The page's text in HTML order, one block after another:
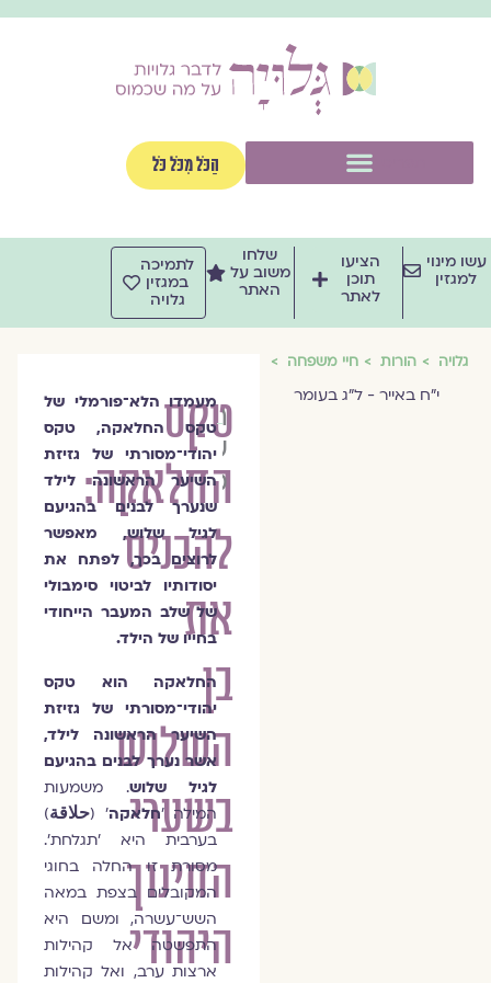
הַכֹּל מִכֹּל כֹּל
מינוי
למגזין
הציעו
תוכן
לאתר
שלחו
משוב על
האתר
לתמיכה
במגזין
גלויה
גלויה הורות חיי משפחה
י״ח באייר - ל״ג בעומר
טקס
החלאקה:
להכניס
את
בן
השלוש
בשערי
החינוך
היהודי
הרבנית
שרה
סגל־כץ
מעמדו הלא־פורמלי של
טקס החלאקה, טקס
יהודי־מסורתי של גזיזת
השיער הראשונה לילד
שנערך לבנים בהגיעם
לגיל שלוש, מאפשר
לרוצים בכך, לפתח את
יסודותיו לביטוי סימבולי
של שלב המעבר הייחודי
בחייו של הילד.
החלאקה הוא טקס
יהודי־מסורתי של גזיזת
השיער הראשונה לילד,
אשר נערך לבנים בהגיעם
לגיל שלוש. משמעות
המילה ' חלאקה' ( حلاقة)
בערבית היא 'תגלחת'.
מסורת זו החלה בחוגי
המקובלים בצפת במאה
השש־עשרה, ומשם היא
התפשטה אל קהילות
ארצות ערב, ואל קהילות